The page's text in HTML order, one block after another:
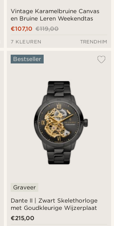
Vintage Karamelbruine Canvas
en Bruine Leren Weekendtas
€119,00
€107,10
7 KLEUREN TRENDHIM
Dante II | Zwart Skelethorloge
met Goudkleurige Wijzerplaat
Bestseller
Graveer
€215,00